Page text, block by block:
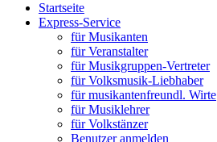
Startseite
Express-Service
für Musikanten
für Veranstalter
für Musikgruppen-Vertreter
für Volksmusik-Liebhaber
für musikantenfreundl. Wirte
für Musiklehrer
für Volkstänzer
Benutzer anmelden